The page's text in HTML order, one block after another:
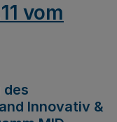
vom
des
Innovativ &